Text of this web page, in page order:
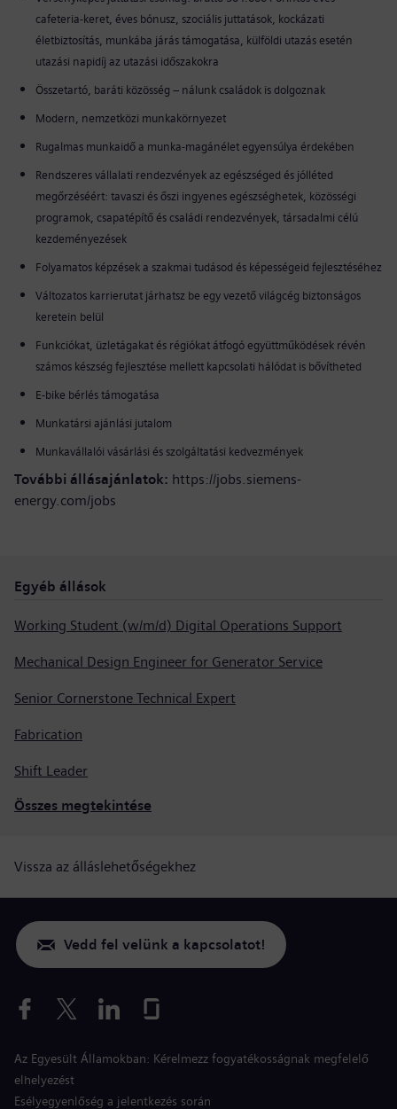
cafeteria-keret, éves bónusz, szociális juttatások, kockázati
életbiztosítás, munkába járás támogatása, külföldi utazás esetén
utazási napidíj az utazási időszakokra
Összetartó, baráti közösség – nálunk családok is dolgoznak
Modern, nemzetközi munkakörnyezet
Rugalmas munkaidő a munka-magánélet egyensúlya érdekében
Rendszeres vállalati rendezvények az egészséged és jólléted
megőrzéséért: tavaszi és őszi ingyenes egészséghetek, közösségi
programok, csapatépítő és családi rendezvények, társadalmi célú
kezdeményezések
Folyamatos képzések a szakmai tudásod és képességeid fejlesztéséhez
Változatos karrierutat járhatsz be egy vezető világcég biztonságos
keretein belül
Funkciókat, üzletágakat és régiókat átfogó együttműködések révén
számos készség fejlesztése mellett kapcsolati hálódat is bővítheted
E-bike bérlés támogatása
Munkatársi ajánlási jutalom
Munkavállalói vásárlási és szolgáltatási kedvezmények
További állásajánlatok: https://jobs.siemens-
energy.com/jobs
Egyéb állások
Working Student (w/m/d) Digital Operations Support
Mechanical Design Engineer for Generator Service
Senior Cornerstone Technical Expert
Fabrication
Shift Leader
Összes megtekintése
Vissza az álláslehetőségekhez
Vedd fel velünk a kapcsolatot!
Az Egyesült Államokban: Kérelmezz fogyatékosságnak megfelelő
elhelyezést
Esélyegyenlőség a jelentkezés során